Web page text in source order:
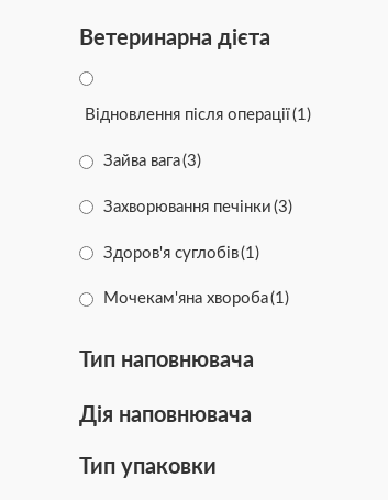
Стерилізовані(3)
Цуценята(7)
Чутливе травлення(26)
Ветеринарна дієта
Відновлення після операції(1)
Зайва вага(3)
Захворювання печінки (3)
Здоров'я суглобів(1)
Мочекам'яна хвороба(1)
Цукровий діабет
Тип наповнювача
Дія наповнювача
Тип упаковки